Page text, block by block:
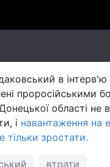
в інтерв'ю
проросійськими
області не
і навантаження на
тільки зростати.
втрати